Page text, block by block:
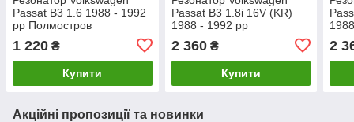
Passat B3 1.6 1988 - 1992
рр Полмостров
1 220 ₴
Купити
Passat B3 1.8i 16V (KR)
1988 - 1992 рр
2 360₴
Купити
2
Акційні пропозиції та новинки